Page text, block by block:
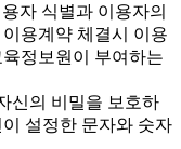
자 식별과 이용자의
용계약 체결시 이용
정보원이 부여하는
신의 비밀을 보호하
설정한 문자와 숫자